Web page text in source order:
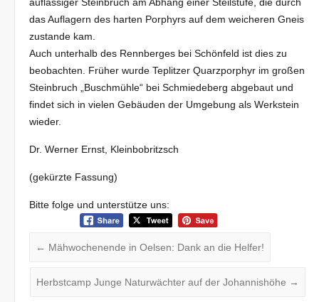
das Auflagern des harten Porphyrs auf dem weicheren Gneis
zustande kam.
Auch unterhalb des Rennberges bei Schönfeld ist dies zu
beobachten. Früher wurde Teplitzer Quarzporphyr im großen
Steinbruch „Buschmühle“ bei Schmiedeberg abgebaut und
findet sich in vielen Gebäuden der Umgebung als Werkstein
wieder.
Dr. Werner Ernst, Kleinbobritzsch
(gekürzte Fassung)
Bitte folge und unterstütze uns:
← Mähwochenende in Oelsen: Dank an die Helfer!
Herbstcamp Junge Naturwächter auf der Johannishöhe →